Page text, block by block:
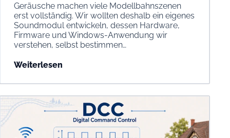
Geräusche machen viele Modellbahnszenen
erst vollständig. Wir wollten deshalb ein eigenes
Soundmodul entwickeln, dessen Hardware,
Firmware und Windows-Anwendung wir
verstehen, selbst bestimmen…
Weiterlesen